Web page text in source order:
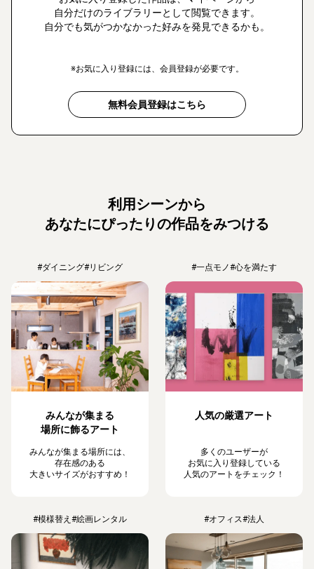
自分だけのライブラリーとして閲覧できます。
自分でも気がつかなかった好みを発見できるかも。
※お気に入り登録には、会員登録が必要です。
無料会員登録はこちら
利用シーンから
あなたにぴったりの作品をみつける
#ダイニング#リビング
みんなが集まる
場所に飾るアート
みんなが集まる場所には、
存在感のある
大きいサイズがおすすめ！
#一点モノ#心を満たす
人気の厳選アート
多くのユーザーが
お気に入り登録している
人気のアートをチェック！
#模様替え #絵画レンタル #オフィス#法人